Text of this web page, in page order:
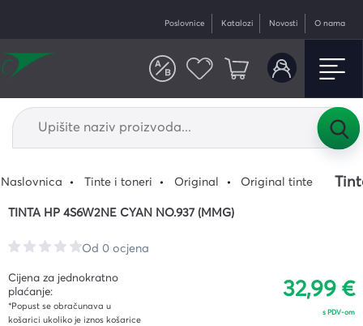
Poslovnice Katalozi Novosti O nama
Naslovnica Tinte i toneri Original Original tinte
TINTA HP 4S6W2NE CYAN NO.937 (MMG)
Od 0 ocjena
Cijena za jednokratno
plaćanje:
*Popust se obračunava u
košarici ukoliko je iznos košarice
32,99 €
s PDV-om